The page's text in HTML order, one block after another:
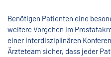
Benötigen Patienten eine
weitere Vorgehen im
einer interdisziplinären
Ärzteteam sicher, dass jeder